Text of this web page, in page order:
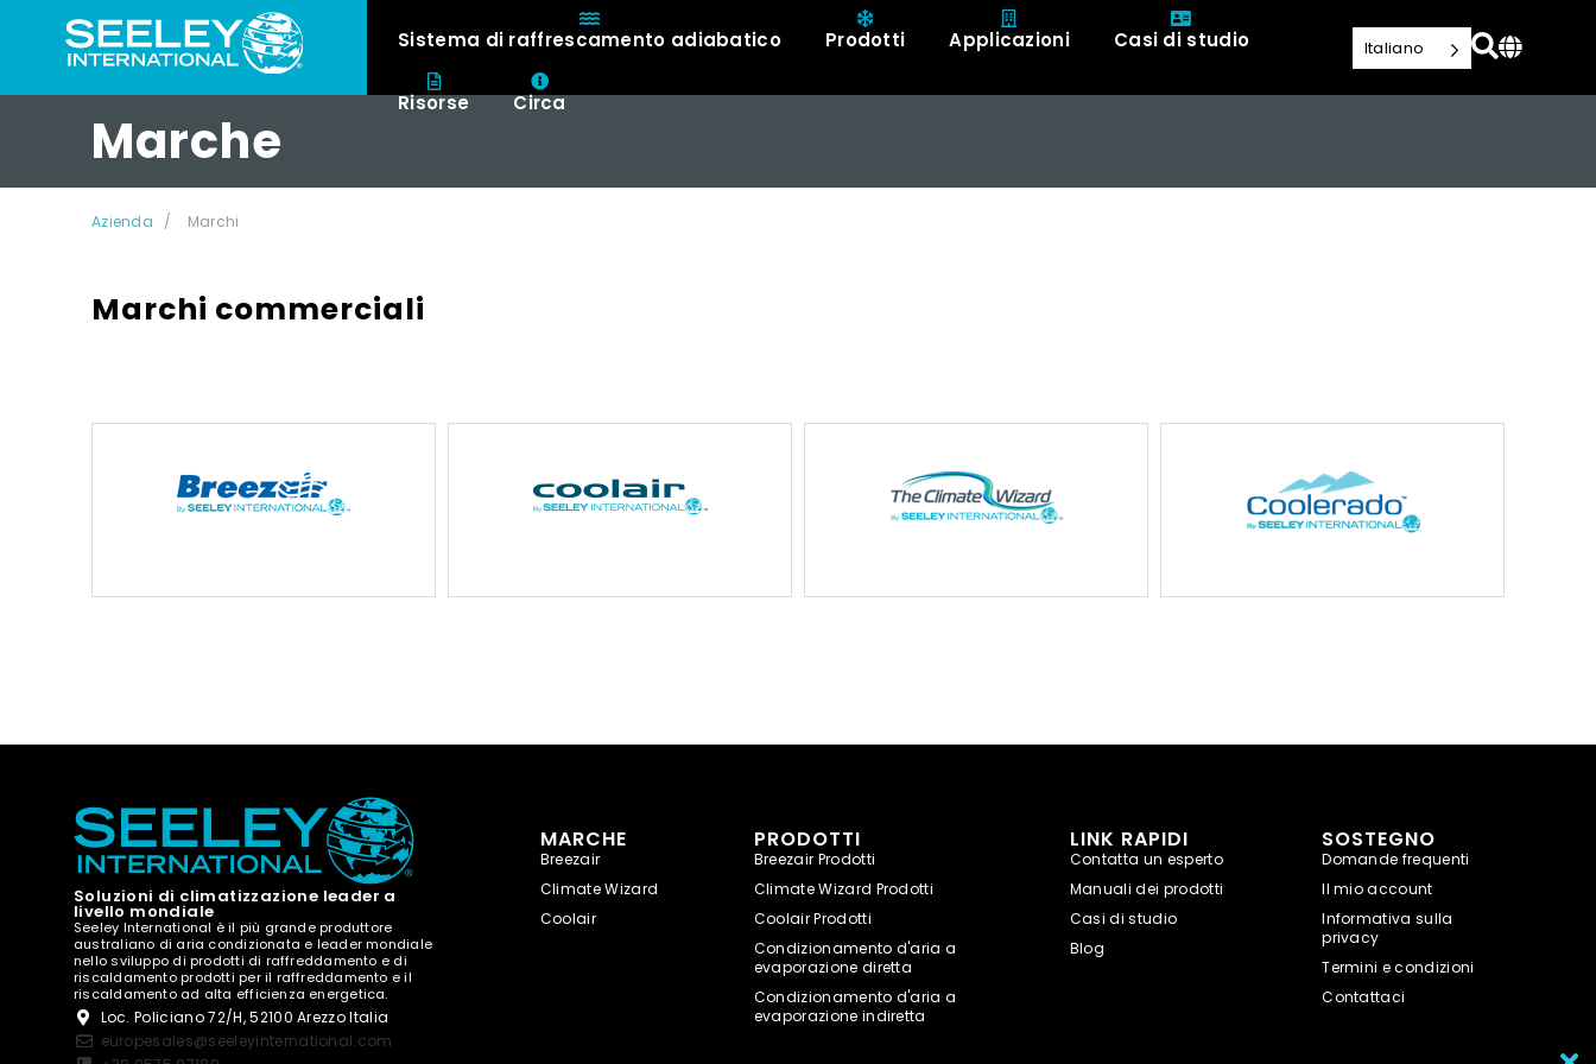
Sistema di raffrescamento adiabatico Prodotti Applicazioni Casi di studio
Risorse Circa
Italiano
Marche
Azienda Marchi
Marchi commerciali
Soluzioni di climatizzazione leader a
livello mondiale
Seeley International è il più grande produttore
australiano di aria condizionata e leader mondiale
nello sviluppo di prodotti di raffreddamento e di
riscaldamento prodotti per il raffreddamento e il
riscaldamento ad alta efficienza energetica.
Loc. Policiano 72/H, 52100 Arezzo Italia
europesales@seeleyinternational.com
MARCHE
Breezair
Climate Wizard
Coolair
PRODOTTI
Breezair Prodotti
Climate Wizard Prodotti
Coolair Prodotti
Condizionamento d'aria a
evaporazione diretta
Condizionamento d'aria a
evaporazione indiretta
LINK RAPIDI
Contatta un esperto
Manuali dei prodotti
Casi di studio
Blog
SOSTEGNO
Domande frequenti
Il mio account
Informativa sulla
privacy
Termini e condizioni
Contattaci